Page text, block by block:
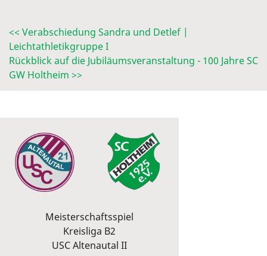
<< Verabschiedung Sandra und Detlef |
Leichtathletikgruppe I
Rückblick auf die Jubiläumsveranstaltung - 100 Jahre SC
GW Holtheim >>
Meisterschaftsspiel
Kreisliga B2
USC Altenautal II